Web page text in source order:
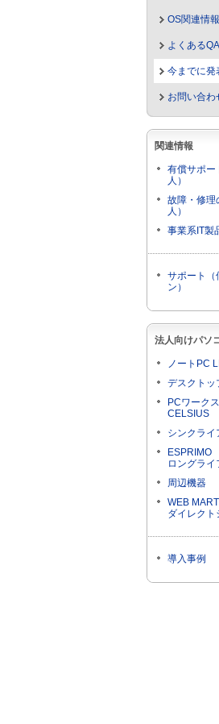
OS関連情報
よくある
今までに発
お問い合わ
関連情報
有償サポー
人）
故障・修理
人）
事業系IT製
サポート（
ン）
法人向けパソ
ノートPC
デスクトッ
PCワーク
CELSIUS
シンクライ
ESPRIMO
ロングラ
周辺機器
WEB
ダイレクト
導入事例